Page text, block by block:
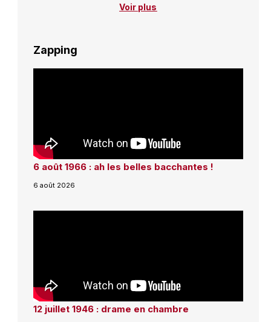
Voir plus
Zapping
6 août 1966 : ah les belles bacchantes !
6 août 2026
12 juillet 1946 : drame en chambre